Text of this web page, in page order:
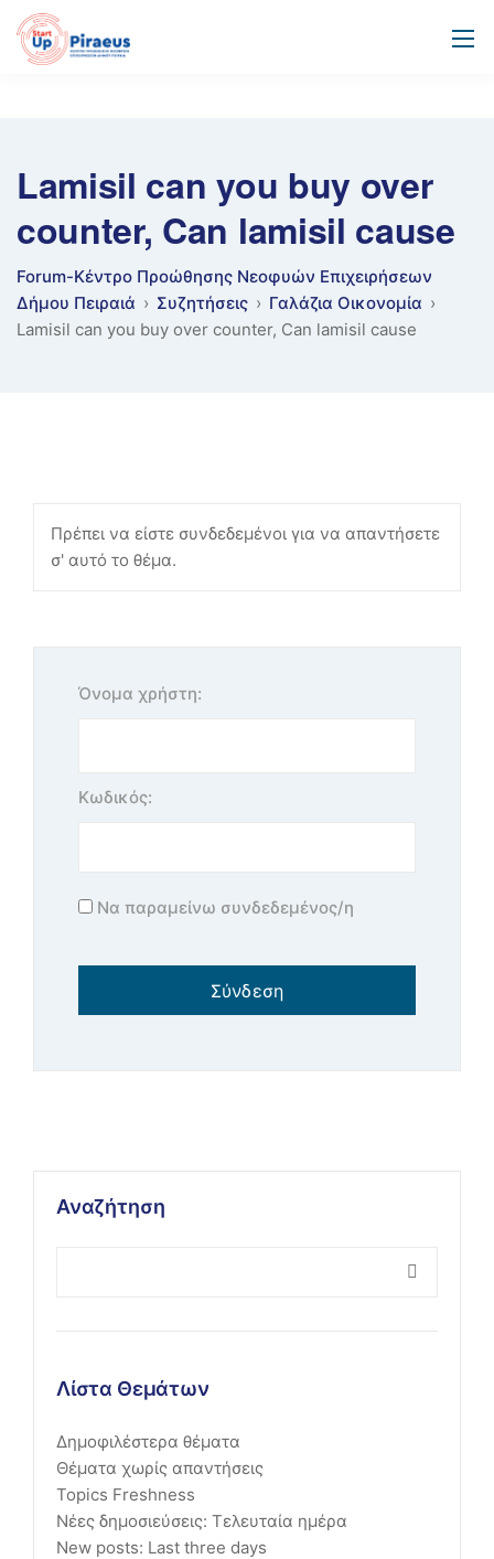
Lamisil can you buy over
counter, Can lamisil cause
Forum-Κέντρο Προώθησης Νεοφυών Επιχειρήσεων
Δήμου Πειραιά › Συζητήσεις › Γαλάζια Οικονομία ›
Lamisil can you buy over counter, Can lamisil cause
Πρέπει να είστε συνδεδεμένοι για να απαντήσετε
σ' αυτό το θέμα.
Όνομα χρήστη:
Κωδικός:
Να παραμείνω συνδεδεμένος/η
Σύνδεση
Αναζήτηση
Λίστα Θεμάτων
Δημοφιλέστερα θέματα
Θέματα χωρίς απαντήσεις
Topics Freshness
Νέες δημοσιεύσεις: Τελευταία ημέρα
New posts: Last three days